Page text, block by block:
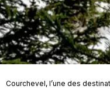
Courchevel, l’une des